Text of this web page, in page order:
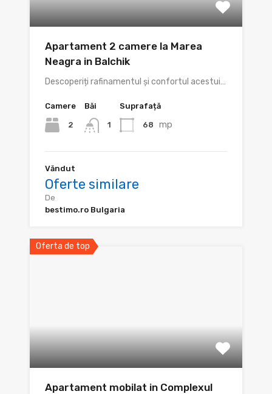
Apartament 2 camere la Marea
Neagra in Balchik
Descoperiți rafinamentul și confortul acestui…
Camere
2
Băi
1
Suprafață
68 mp
Văndut
Oferte similare
De
bestimo.ro Bulgaria
Oferta de top
Apartament mobilat in Complexul